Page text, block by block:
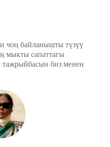
чоң байланышты түзүү
мыкты сапаттагы
тажрыйбасын биз менен